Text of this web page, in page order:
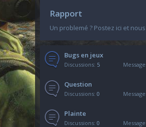
Rapport
Un problemé ? Postez ici et
Bugs en jeux
Discussions 5
Question
Discussions 0
Plainte
Discussions 0